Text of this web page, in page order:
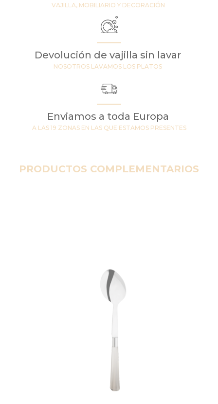
VAJILLA, MOBILIARIO Y DECORACIÓN
Devolución de vajilla sin lavar
NOSOTROS LAVAMOS LOS PLATOS
Enviamos a toda Europa
A LAS 19 ZONAS EN LAS QUE ESTAMOS PRESENTES
PRODUCTOS COMPLEMENTARIOS